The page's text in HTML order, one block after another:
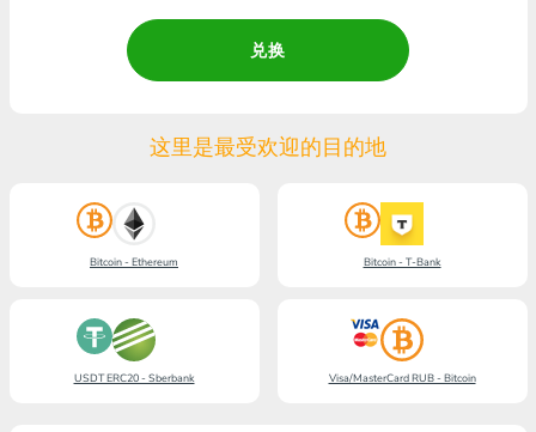
兑换
这里是最受欢迎的目的地
Bitcoin - Ethereum Bitcoin - T-Bank
USDT ERC20 - Sberbank Visa/MasterCard RUB - Bitcoin